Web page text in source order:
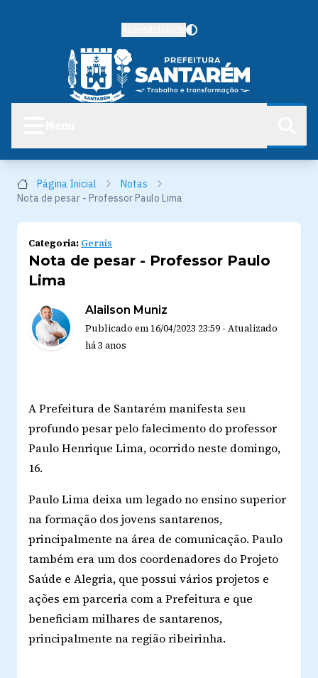
Página Inicial
Notas
Nota de pesar - Professor Paulo Lima
Categoria: Gerais
Nota de pesar - Professor Paulo
Lima
Alailson Muniz
Publicado em 16/04/2023 23:59 - Atualizado
há 3 anos
A Prefeitura de Santarém manifesta seu
profundo pesar pelo falecimento do professor
Paulo Henrique Lima, ocorrido neste domingo,
16.
Paulo Lima deixa um legado no ensino superior
na formação dos jovens santarenos,
principalmente na área de comunicação. Paulo
também era um dos coordenadores do Projeto
Saúde e Alegria, que possui vários projetos e
ações em parceria com a Prefeitura e que
beneficiam milhares de santarenos,
principalmente na região ribeirinha.